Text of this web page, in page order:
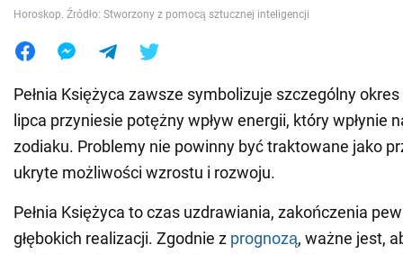
Horoskop. Źródło: Stworzony z pomocą sztucznej inteligencji
Pełnia Księżyca zawsze symbolizuje szczególny
lipca przyniesie potężny wpływ energii, który wpłynie
zodiaku. Problemy nie powinny być traktowane jako
ukryte możliwości wzrostu i rozwoju.
Pełnia Księżyca to czas uzdrawiania, zakończenia
głębokich realizacji. Zgodnie z prognozą, ważne jest,